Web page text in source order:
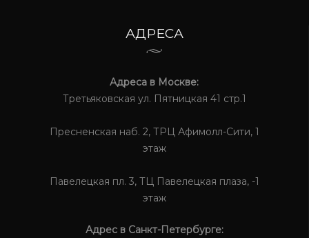
АДРЕСА
Адреса в Москве:
Третьяковская ул. Пятницкая 41 стр.1
Пресненская наб. 2, ТРЦ Афимолл-Сити, 1
этаж
Павелецкая пл. 3, ТЦ Павелецкая плаза, -1
этаж
Адрес в Санкт-Петербурге: